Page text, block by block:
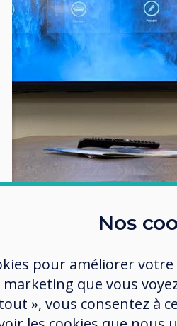
La beauté
Nos
pour améliorer
que vous
», vous consentez à